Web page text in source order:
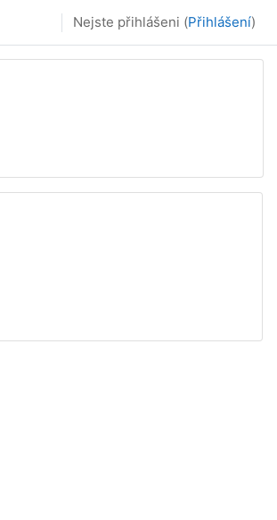
Nejste přihlášeni (Přihlášení)